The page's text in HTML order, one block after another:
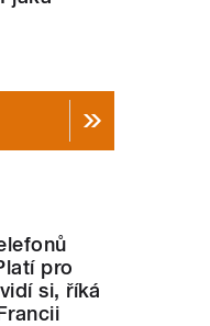
pro
si, říká